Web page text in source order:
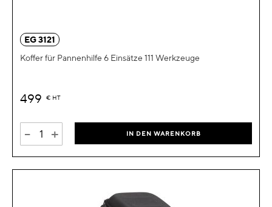
EG 3121
Koffer für Pannenhilfe 6 Einsätze 111 Werkzeuge
499 € HT
- + IN DEN WARENKORB